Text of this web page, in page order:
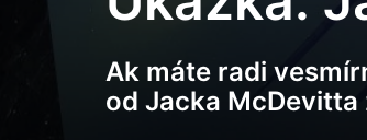
Ak máte radi
od Jacka